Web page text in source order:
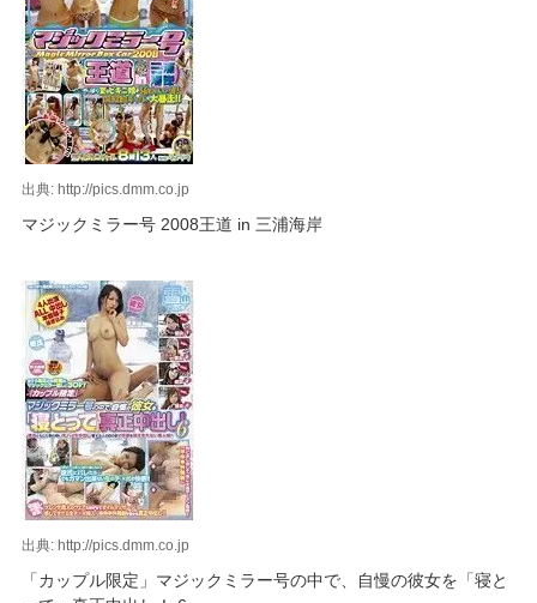
出典: http://pics.dmm.co.jp
マジックミラー号 2008王道 in 三浦海岸
出典: http://pics.dmm.co.jp
「カップル限定」マジックミラー号の中で、自慢の彼女を「寝と